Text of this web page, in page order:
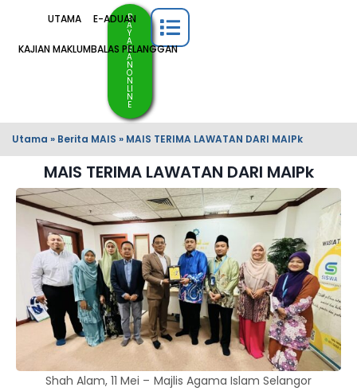
UTAMA E-ADUAN
KAJIAN MAKLUMBALAS PELANGGAN
B
A
Y
A
R
A
N
O
N
LI
N
E
Utama » Berita MAIS » MAIS TERIMA LAWATAN DARI MAIPk
MAIS TERIMA LAWATAN DARI MAIPk
Shah Alam, 11 Mei – Majlis Agama Islam Selangor